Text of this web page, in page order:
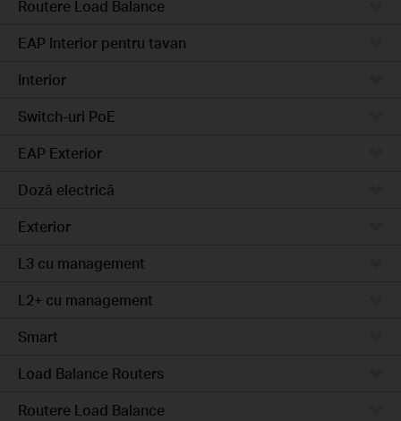
Routere Load Balance
EAP Interior pentru tavan
Interior
Switch-uri PoE
EAP Exterior
Doză electrică
Exterior
L3 cu management
L2+ cu management
Smart
Load Balance Routers
Routere Load Balance